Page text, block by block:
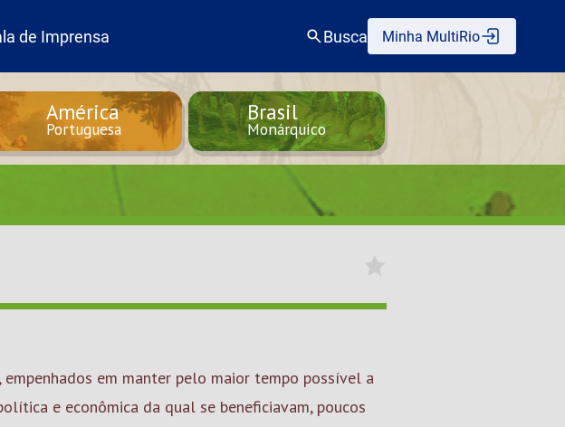
de Imprensa Busca Minha MultiRio
América
Portuguesa
Brasil
Monárquico
, empenhados em manter pelo maior tempo possível a
e econômica da qual se beneficiavam, poucos